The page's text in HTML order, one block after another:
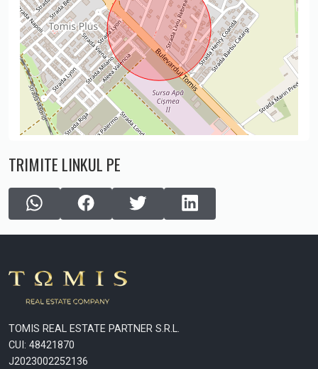
TRIMITE LINKUL PE
TOMIS REAL ESTATE PARTNER S.R.L.
CUI: 48421870
J2023002252136